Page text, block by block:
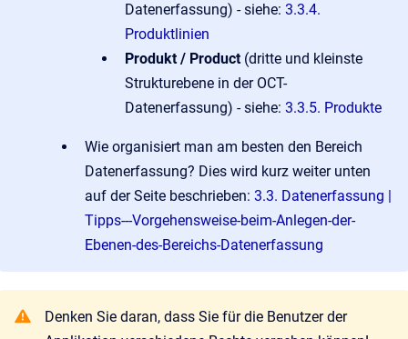
Datenerfassung) - siehe: 3.3.4.
Produktlinien
Produkt / Product (dritte und kleinste
Strukturebene in der OCT-
Datenerfassung) - siehe: 3.3.5. Produkte
Wie organisiert man am besten den Bereich
Datenerfassung? Dies wird kurz weiter unten
auf der Seite beschrieben: 3.3. Datenerfassung |
Tipps---Vorgehensweise-beim-Anlegen-der-
Ebenen-des-Bereichs-Datenerfassung
Denken Sie daran, dass Sie für die Benutzer der